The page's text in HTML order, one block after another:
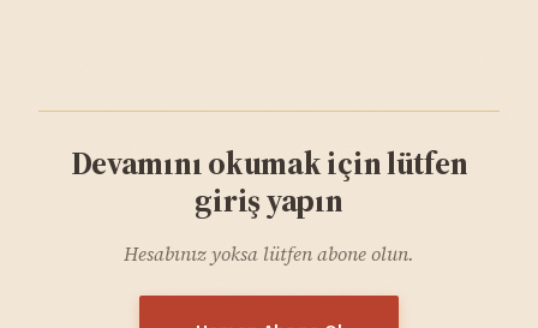
Devamını okumak için lütfen
giriş yapın
Hesabınız yoksa lütfen abone olun.